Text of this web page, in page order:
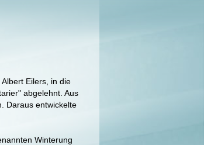
Eilers, in die
abgelehnt. Aus
Daraus entwickelte
Winterung